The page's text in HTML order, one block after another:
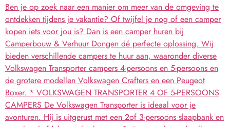
Ben je op zoek naar een manier om meer van de omgeving te
ontdekken tijdens je vakantie? Of twijfel je nog of een camper
kopen iets voor jou is? Dan is een camper huren bij
Camperbouw & Verhuur Dongen dé perfecte oplossing. Wij
bieden verschillende campers te huur aan, waaronder diverse
Volkswagen Transporter campers 4-persoons en 5-persoons en
de grotere modellen Volkswagen Crafters en een Peugeot
Boxer. * VOLKSWAGEN TRANSPORTER 4 OF 5-PERSOONS
CAMPERS De Volkswagen Transporter is ideaal voor je
avonturen. Hij is uitgerust met een 2of 3-persoons slaapbank en